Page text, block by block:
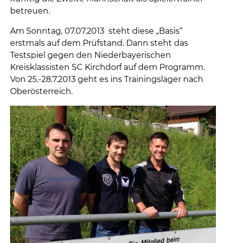
betreuen.
Am Sonntag, 07.07.2013 steht diese „Basis“
erstmals auf dem Prüfstand. Dann steht das
Testspiel gegen den Niederbayerischen
Kreisklassisten SC Kirchdorf auf dem Programm.
Von 25.-28.7.2013 geht es ins Trainingslager nach
Oberösterreich.